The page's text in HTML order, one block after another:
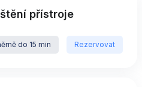
přístroje
do 15 min Rezervovat